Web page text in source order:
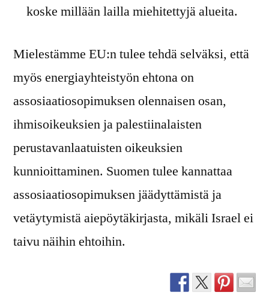
koske millään lailla miehitettyjä alueita.
Mielestämme EU:n tulee tehdä selväksi, että
myös energiayhteistyön ehtona on
assosiaatiosopimuksen olennaisen osan,
ihmisoikeuksien ja palestiinalaisten
perustavanlaatuisten oikeuksien
kunnioittaminen. Suomen tulee kannattaa
assosiaatiosopimuksen jäädyttämistä ja
vetäytymistä aiepöytäkirjasta, mikäli Israel ei
taivu näihin ehtoihin.